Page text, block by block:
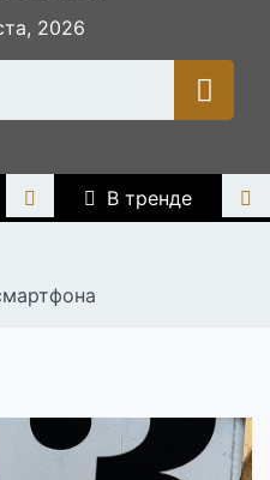
2026
В тренде